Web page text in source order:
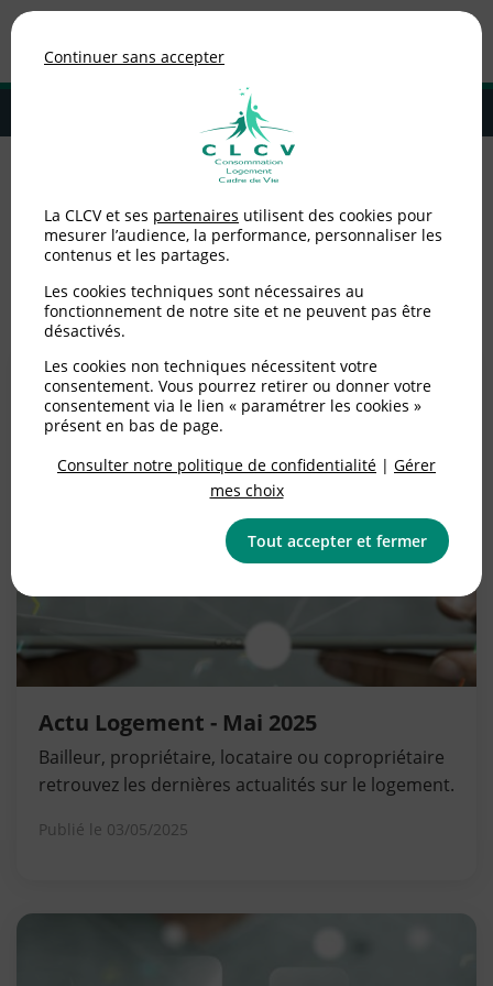
MENU
Adhérer à la CLCV
Travaux dans le
logement
Actu Logement - Mai 2025
Bailleur, propriétaire, locataire ou copropriétaire
retrouvez les dernières actualités sur le logement.
Publié le 03/05/2025
Continuer sans accepter
La CLCV et ses partenaires utilisent des cookies pour
mesurer l’audience, la performance, personnaliser les
contenus et les partages.
Les cookies techniques sont nécessaires au
fonctionnement de notre site et ne peuvent pas être
désactivés.
Les cookies non techniques nécessitent votre
consentement. Vous pourrez retirer ou donner votre
consentement via le lien « paramétrer les cookies »
présent en bas de page.
Consulter notre politique de confidentialité | Gérer
mes choix
Tout accepter et fermer